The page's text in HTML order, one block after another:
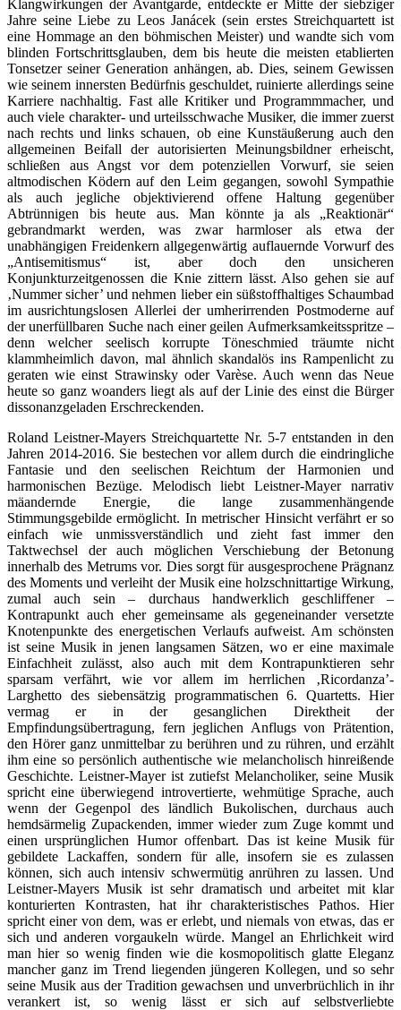
Klangwirkungen der Avantgarde, entdeckte er Mitte der siebziger
Jahre seine Liebe zu Leos Janácek (sein erstes Streichquartett ist
eine Hommage an den böhmischen Meister) und wandte sich vom
blinden Fortschrittsglauben, dem bis heute die meisten etablierten
Tonsetzer seiner Generation anhängen, ab. Dies, seinem Gewissen
wie seinem innersten Bedürfnis geschuldet, ruinierte allerdings seine
Karriere nachhaltig. Fast alle Kritiker und Programmmacher, und
auch viele charakter- und urteilsschwache Musiker, die immer zuerst
nach rechts und links schauen, ob eine Kunstäußerung auch den
allgemeinen Beifall der autorisierten Meinungsbildner erheischt,
schließen aus Angst vor dem potenziellen Vorwurf, sie seien
altmodischen Ködern auf den Leim gegangen, sowohl Sympathie
als auch jegliche objektivierend offene Haltung gegenüber
Abtrünnigen bis heute aus. Man könnte ja als „Reaktionär“
gebrandmarkt werden, was zwar harmloser als etwa der
unabhängigen Freidenkern allgegenwärtig auflauernde Vorwurf des
„Antisemitismus“ ist, aber doch den unsicheren
Konjunkturzeitgenossen die Knie zittern lässt. Also gehen sie auf
‚Nummer sicher’ und nehmen lieber ein süßstoffhaltiges Schaumbad
im ausrichtungslosen Allerlei der umherirrenden Postmoderne auf
der unerfüllbaren Suche nach einer geilen Aufmerksamkeitsspritze –
denn welcher seelisch korrupte Töneschmied träumte nicht
klammheimlich davon, mal ähnlich skandalös ins Rampenlicht zu
geraten wie einst Strawinsky oder Varèse. Auch wenn das Neue
heute so ganz woanders liegt als auf der Linie des einst die Bürger
dissonanzgeladen Erschreckenden.
Roland Leistner-Mayers Streichquartette Nr. 5-7 entstanden in den
Jahren 2014-2016. Sie bestechen vor allem durch die eindringliche
Fantasie und den seelischen Reichtum der Harmonien und
harmonischen Bezüge. Melodisch liebt Leistner-Mayer narrativ
mäandernde Energie, die lange zusammenhängende
Stimmungsgebilde ermöglicht. In metrischer Hinsicht verfährt er so
einfach wie unmissverständlich und zieht fast immer den
Taktwechsel der auch möglichen Verschiebung der Betonung
innerhalb des Metrums vor. Dies sorgt für ausgesprochene Prägnanz
des Moments und verleiht der Musik eine holzschnittartige Wirkung,
zumal auch sein – durchaus handwerklich geschliffener –
Kontrapunkt auch eher gemeinsame als gegeneinander versetzte
Knotenpunkte des energetischen Verlaufs aufweist. Am schönsten
ist seine Musik in jenen langsamen Sätzen, wo er eine maximale
Einfachheit zulässt, also auch mit dem Kontrapunktieren sehr
sparsam verfährt, wie vor allem im herrlichen ‚Ricordanza’-
Larghetto des siebensätzig programmatischen 6. Quartetts. Hier
vermag er in der gesanglichen Direktheit der
Empfindungsübertragung, fern jeglichen Anflugs von Prätention,
den Hörer ganz unmittelbar zu berühren und zu rühren, und erzählt
ihm eine so persönlich authentische wie melancholisch hinreißende
Geschichte. Leistner-Mayer ist zutiefst Melancholiker, seine Musik
spricht eine überwiegend introvertierte, wehmütige Sprache, auch
wenn der Gegenpol des ländlich Bukolischen, durchaus auch
hemdsärmelig Zupackenden, immer wieder zum Zuge kommt und
einen ursprünglichen Humor offenbart. Das ist keine Musik für
gebildete Lackaffen, sondern für alle, insofern sie es zulassen
können, sich auch intensiv schwermütig anrühren zu lassen. Und
Leistner-Mayers Musik ist sehr dramatisch und arbeitet mit klar
konturierten Kontrasten, hat ihr charakteristisches Pathos. Hier
spricht einer von dem, was er erlebt, und niemals von etwas, das er
sich und anderen vorgaukeln würde. Mangel an Ehrlichkeit wird
man hier so wenig finden wie die kosmopolitisch glatte Eleganz
mancher ganz im Trend liegenden jüngeren Kollegen, und so sehr
seine Musik aus der Tradition gewachsen und unverbrüchlich in ihr
verankert ist, so wenig lässt er sich auf selbstverliebte